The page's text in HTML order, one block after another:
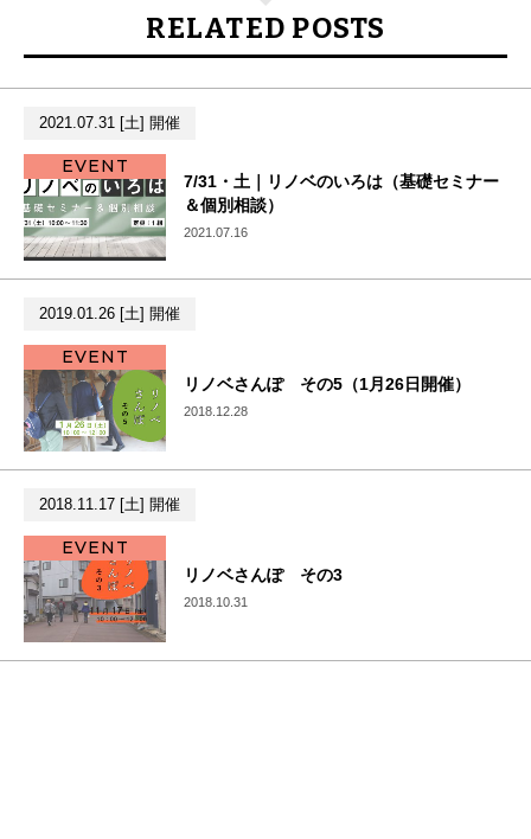
RELATED POSTS
EVENT
2021.07.31 [土] 開催
7/31・土｜リノベのいろは（基礎セミナー
＆個別相談）
2021.07.16
EVENT
2019.01.26 [土] 開催
リノベさんぽ その5（1月26日開催）
2018.12.28
EVENT
2018.11.17 [土] 開催
リノベさんぽ その3
2018.10.31